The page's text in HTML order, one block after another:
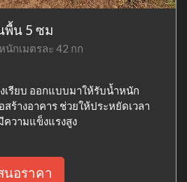
พื้น 5 ซม
นักเมตรละ 42 กก
รียบ ออกแบบมาให้รับน้ำหนัก
ร้างอาคาร ช่วยให้ประหยัดเวลา
วามแข็งแรงสูง
นอราคา